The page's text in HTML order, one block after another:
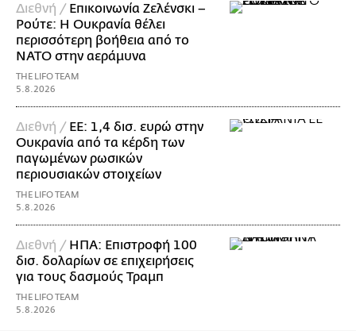
Διεθνή / Επικοινωνία Ζελένσκι –
Ρούτε: Η Ουκρανία θέλει
περισσότερη βοήθεια από το
ΝΑΤΟ στην αεράμυνα
THE LIFO TEAM
5.8.2026
Διεθνή / ΕΕ: 1,4 δισ. ευρώ στην
Ουκρανία από τα κέρδη των
παγωμένων ρωσικών
περιουσιακών στοιχείων
THE LIFO TEAM
5.8.2026
Διεθνή / ΗΠΑ: Επιστροφή 100
δισ. δολαρίων σε επιχειρήσεις
για τους δασμούς Τραμπ
THE LIFO TEAM
5.8.2026